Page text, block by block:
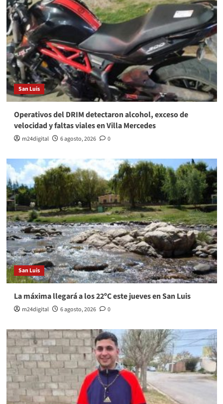
San Luis
Operativos del DRIM detectaron alcohol, exceso de
velocidad y faltas viales en Villa Mercedes
m24digital 6 agosto, 2026 0
San Luis
La máxima llegará a los 22ºC este jueves en San Luis
m24digital 6 agosto, 2026 0